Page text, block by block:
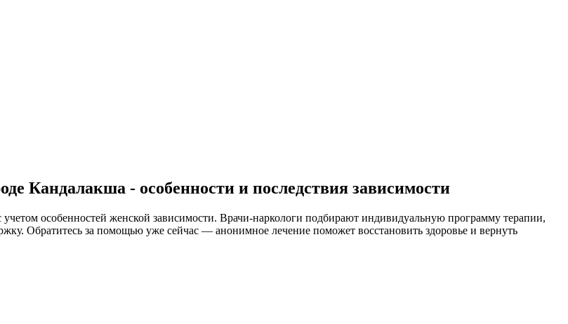
Кандалакша - особенности и последствия зависимости
особенностей женской зависимости. Врачи-наркологи подбирают индивидуальную программу терапии,
Обратитесь за помощью уже сейчас — анонимное лечение поможет восстановить здоровье и вернуть